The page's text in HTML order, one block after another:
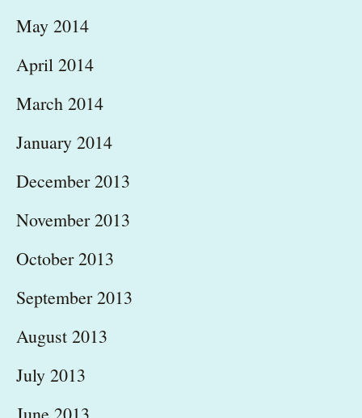
May 2014
April 2014
March 2014
January 2014
December 2013
November 2013
October 2013
September 2013
August 2013
July 2013